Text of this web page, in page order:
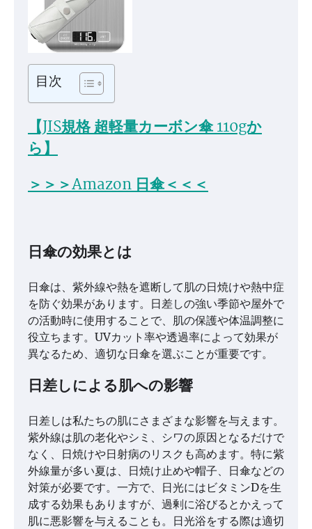
目次
【JIS規格 超軽量カーボン傘 110gか
ら】
＞＞＞Amazon 日傘＜＜＜
日傘の効果とは
日傘は、紫外線や熱を遮断して肌の日焼けや熱中症
を防ぐ効果があります。日差しの強い季節や屋外で
の活動時に使用することで、肌の保護や体温調整に
役立ちます。UVカット率や透過率によって効果が
異なるため、適切な日傘を選ぶことが重要です。
日差しによる肌への影響
日差しは私たちの肌にさまざまな影響を与えます。
紫外線は肌の老化やシミ、シワの原因となるだけで
なく、日焼けや日射病のリスクも高めます。特に紫
外線量が多い夏は、日焼け止めや帽子、日傘などの
対策が必要です。一方で、日光にはビタミンDを生
成する効果もありますが、過剰に浴びるとかえって
肌に悪影響を与えることも。日光浴をする際は適切